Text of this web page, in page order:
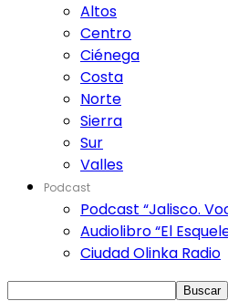
Altos
Centro
Ciénega
Costa
Norte
Sierra
Sur
Valles
Podcast
Podcast “Jalisco.
Audiolibro “El
Ciudad Olinka Radio